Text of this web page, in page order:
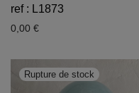
ref : L1873
0,00 €